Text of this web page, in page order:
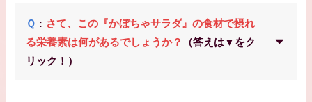
Ｑ ： さて、この『かぼちゃサラダ』の食材で摂れ
る栄養素は何があるでしょうか？
（答えは▼をク
リック！）